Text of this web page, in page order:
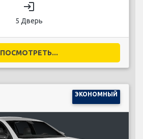
login
5 Дверь
ПОСМОТРЕТЬ...
ЭКОНОМНЫЙ